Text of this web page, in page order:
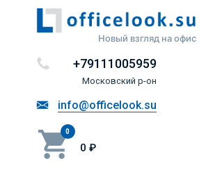
Новый взгляд на офис
+79111005959
Московский р-он
info@officelook.su
0
0 ₽